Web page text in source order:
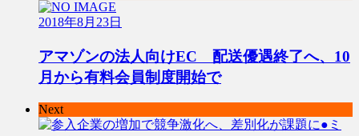
2018年8月23日
アマゾンの法人向けEC 配送優遇終了へ、10
月から有料会員制度開始で
Next